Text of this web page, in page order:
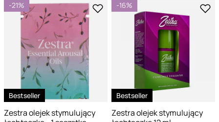
-21%
Bestseller
Zestra olejek stymulujący
-16%
Bestseller
Zestra olejek stymulujący